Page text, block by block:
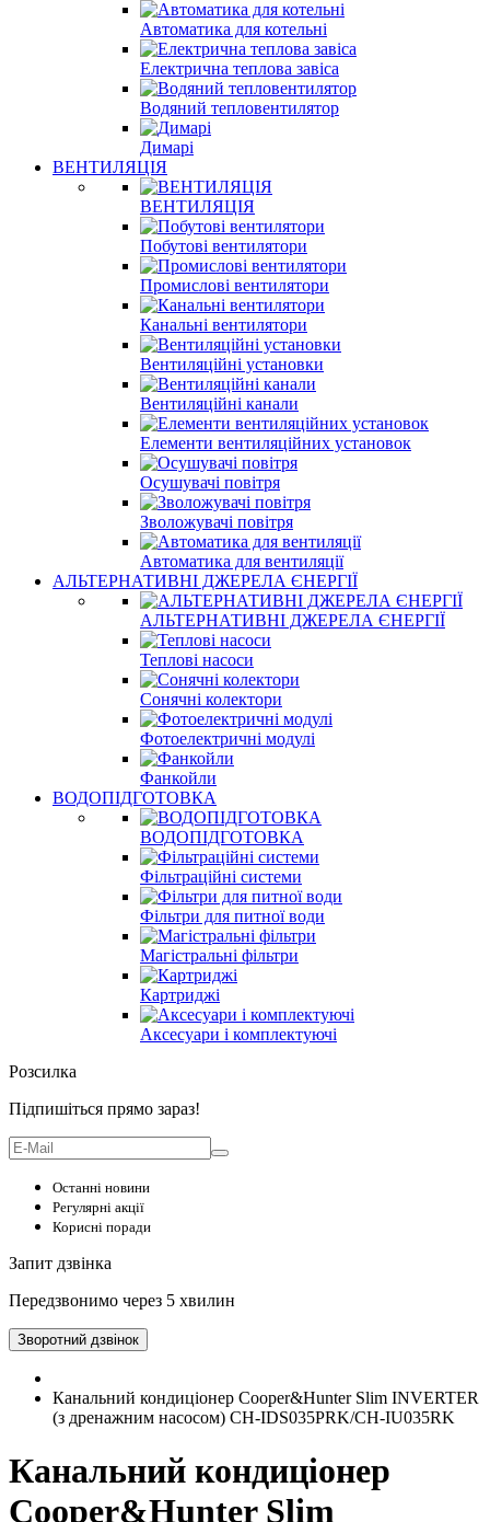
Автоматика для котельні
Електрична теплова завіса
Водяний тепловентилятор
Димарі
ВЕНТИЛЯЦІЯ
ВЕНТИЛЯЦІЯ
Побутові вентилятори
Промислові вентилятори
Канальні вентилятори
Вентиляційні установки
Вентиляційні канали
Елементи вентиляційних установок
Осушувачі повітря
Зволожувачі повітря
Автоматика для вентиляції
АЛЬТЕРНАТИВНІ ДЖЕРЕЛА ЄНЕРГІЇ
АЛЬТЕРНАТИВНІ ДЖЕРЕЛА ЄНЕРГІЇ
Теплові насоси
Сонячні колектори
Фотоелектричні модулі
Фанкойли
ВОДОПІДГОТОВКА
ВОДОПІДГОТОВКА
Фільтраційні системи
Фільтри для питної води
Магістральні фільтри
Картриджі
Аксесуари і комплектуючі
Розсилка
Підпишіться прямо зараз!
Останні новини
Регулярні акції
Корисні поради
Запит дзвінка
Передзвонимо через 5 хвилин
Зворотний дзвінок
Канальний кондиціонер Cooper&Hunter Slim INVERTER
(з дренажним насосом) CH-IDS035PRK/CH-IU035RK
Канальний кондиціонер
Cooper&Hunter Slim